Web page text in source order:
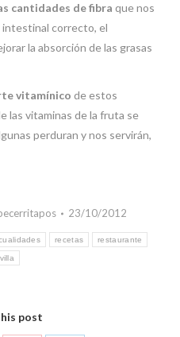
cantidades de fibra que nos
correcto, el
la absorción de las grasas
vitamínico de estos
las vitaminas de la fruta se
perduran y nos servirán,
23/10/2012
recetas restaurante
post